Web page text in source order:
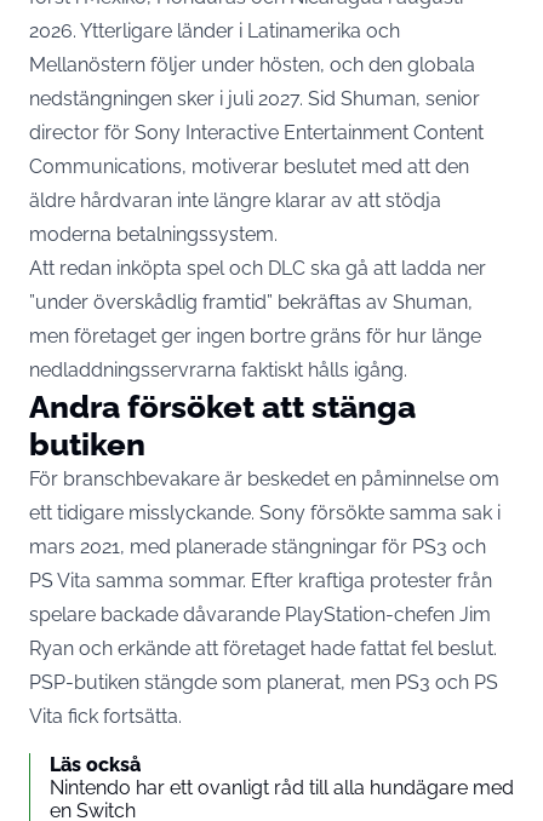
2026. Ytterligare länder i Latinamerika och
Mellanöstern följer under hösten, och den globala
nedstängningen sker i juli 2027. Sid Shuman, senior
director för Sony Interactive Entertainment Content
Communications, motiverar beslutet med att den
äldre hårdvaran inte längre klarar av att stödja
moderna betalningssystem.
Att redan inköpta spel och DLC ska gå att ladda ner
”under överskådlig framtid” bekräftas av Shuman,
men företaget ger ingen bortre gräns för hur länge
nedladdningsservrarna faktiskt hålls igång.
Andra försöket att stänga
butiken
För branschbevakare är beskedet en påminnelse om
ett tidigare misslyckande. Sony försökte samma sak i
mars 2021, med planerade stängningar för PS3 och
PS Vita samma sommar. Efter kraftiga protester från
spelare backade dåvarande PlayStation-chefen Jim
Ryan och erkände att företaget hade fattat fel beslut.
PSP-butiken stängde som planerat, men PS3 och PS
Vita fick fortsätta.
Läs också
Nintendo har ett ovanligt råd till alla hundägare med
en Switch